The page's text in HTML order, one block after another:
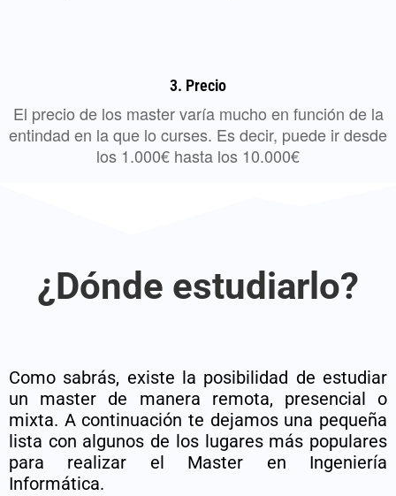
3. Precio
El precio de los master varía mucho en función de la
entindad en la que lo curses. Es decir, puede ir desde
los 1.000€ hasta los 10.000€
¿Dónde estudiarlo?
Como sabrás, existe la posibilidad de estudiar
un master de manera remota, presencial o
mixta. A continuación te dejamos una pequeña
lista con algunos de los lugares más populares
para realizar el Master en Ingeniería
Informática.